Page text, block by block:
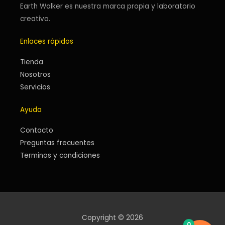
f i
Earth Walker es nuestra marca propia y laboratorio
creativo.
Enlaces rápidos
Tienda
Nosotros
Servicios
Ayuda
Contacto
Preguntas frecuentes
Terminos y condiciones
Copyright © 2026